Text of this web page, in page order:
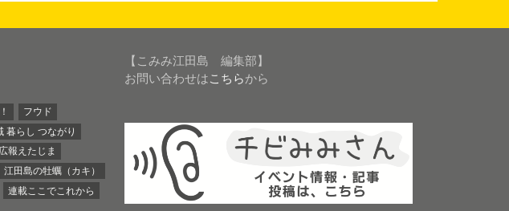
フウド
暮らし つながり
広報えたじま
江田島の牡蠣（カキ）
連載ここでこれから
【こみみ江田島 編集部】
お問い合わせはこちらから